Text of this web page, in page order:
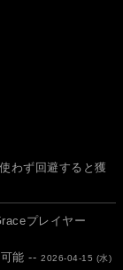
わず回避すると獲
プレイヤー
能 -- 2026-04-15 (水)